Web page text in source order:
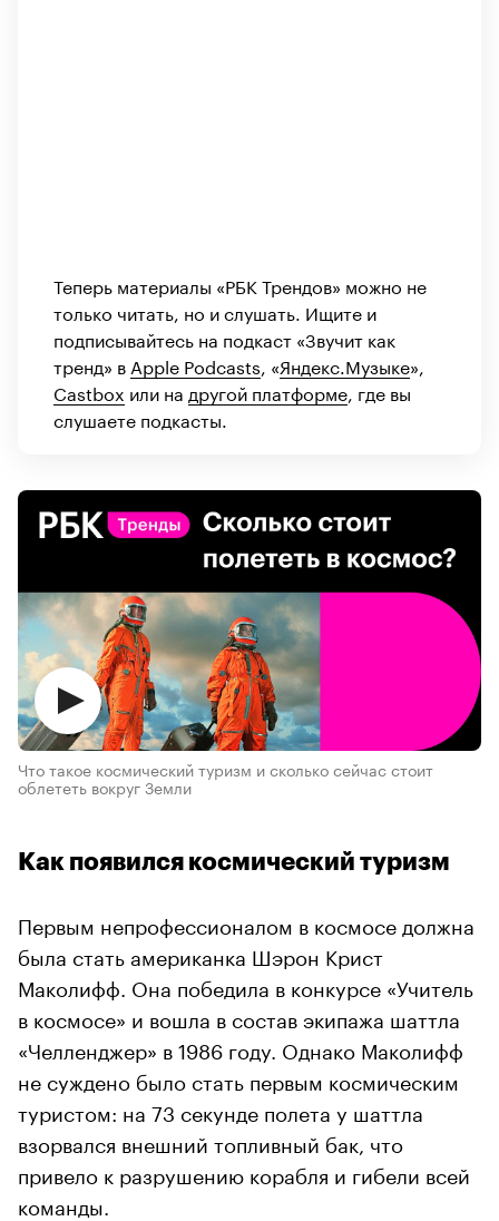
Теперь материалы «РБК Трендов» можно не
только читать, но и слушать. Ищите и
подписывайтесь на подкаст «Звучит как
тренд» в Apple Podcasts , «Яндекс.Музыке»,
Castbox или на другой платформе , где вы
слушаете подкасты.
Что такое космический туризм и сколько сейчас стоит
облететь вокруг Земли
Как появился космический туризм
Первым непрофессионалом в космосе должна
была стать американка Шэрон Крист
Маколифф. Она победила в конкурсе «Учитель
в космосе» и вошла в состав экипажа шаттла
«Челленджер» в 1986 году. Однако Маколифф
не суждено было стать первым космическим
туристом: на 73 секунде полета у шаттла
взорвался внешний топливный бак, что
привело к разрушению корабля и гибели всей
команды.